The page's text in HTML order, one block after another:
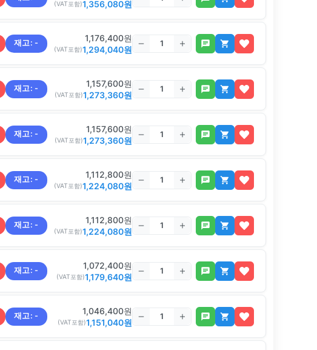
(VAT포함)1,356,080원
재고: - 1,176,400원
(VAT포함)1,294,040원
재고: - 1,157,600원
(VAT포함)1,273,360원
재고: - 1,157,600원
(VAT포함)1,273,360원
재고: - 1,112,800원
(VAT포함)1,224,080원
재고: - 1,112,800원
(VAT포함)1,224,080원
재고: - 1,072,400원
(VAT포함)1,179,640원
재고: - 1,046,400원
(VAT포함)1,151,040원